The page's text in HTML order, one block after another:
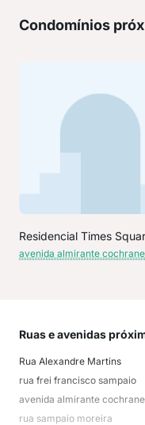
Condomínios
Residencial Times
avenida almirante cochrane
Ruas e avenidas
Rua Alexandre Martins
rua frei francisco sampaio
avenida almirante cochrane
rua sampaio moreira